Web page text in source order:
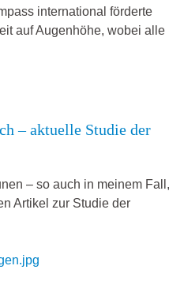
international förderte
auf Augenhöhe, wobei alle
– aktuelle Studie der
– so auch in meinem Fall,
Artikel zur Studie der